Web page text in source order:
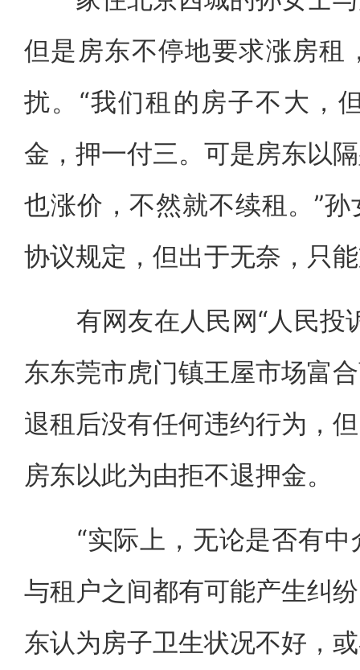
但是房东不停地要求涨房租
扰。“我们租的房子不大，
金，押一付三。可是房东以
也涨价，不然就不续租。”
协议规定，但出于无奈，只
有网友在人民网“人民投
东东莞市虎门镇王屋市场富
退租后没有任何违约行为，
房东以此为由拒不退押金。
“实际上，无论是否有中
与租户之间都有可能产生纠
东认为房子卫生状况不好，